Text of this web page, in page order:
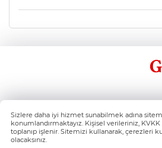
Sizlere daha iyi hizmet sunabilmek adına
konumlandırmaktayız. Kişisel verileriniz,
toplanıp işlenir. Sitemizi kullanarak, çerezleri
olacaksınız.
Whatsapp